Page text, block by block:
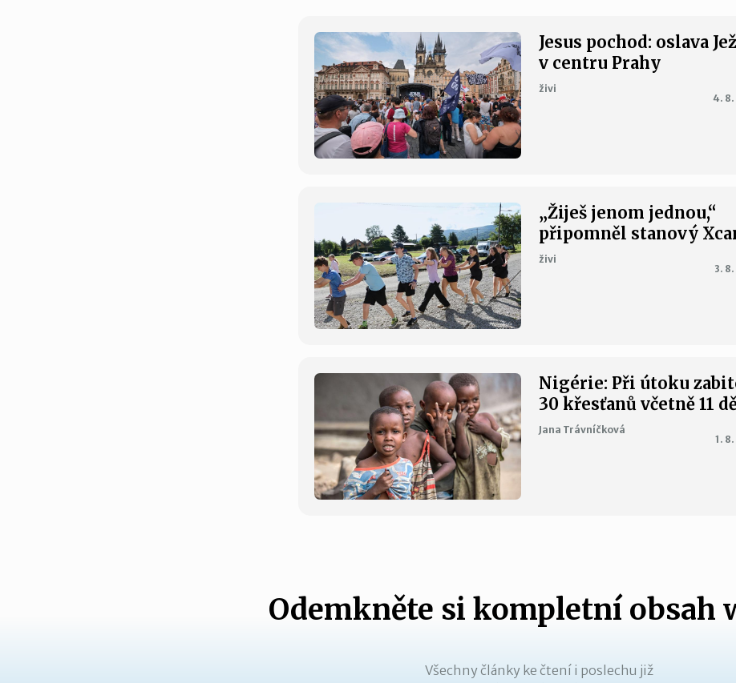
Jesus pochod: oslava
v centru Prahy
živi
4.
„Žiješ jenom jednou,“
připomněl stanový
živi
3.
Nigérie: Při útoku
30 křesťanů včetně 11
Jana Trávníčková
1.
Odemkněte si kompletní obsah
Všechny články ke čtení i poslechu již